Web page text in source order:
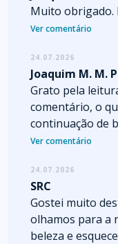
Muito obrigado.
Ver comentário
24.07.2026
Joaquim M. M.
Grato pela
comentário, o
continuação de
Ver comentário
24.07.2026
SRC
Gostei muito
olhamos para a
beleza e